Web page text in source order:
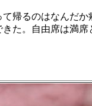
帰るのはなんだ
た。自由席は満